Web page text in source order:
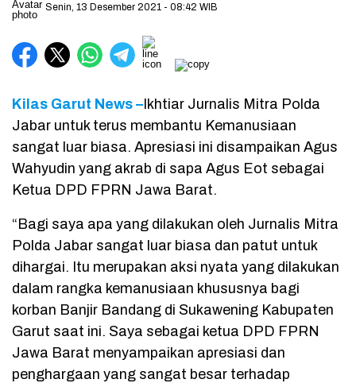
Senin, 13 Desember 2021 - 08:42 WIB
Kilas Garut News –Ikhtiar Jurnalis Mitra Polda
Jabar untuk terus membantu Kemanusiaan
sangat luar biasa. Apresiasi ini disampaikan Agus
Wahyudin yang akrab di sapa Agus Eot sebagai
Ketua DPD FPRN Jawa Barat.
“Bagi saya apa yang dilakukan oleh Jurnalis Mitra
Polda Jabar sangat luar biasa dan patut untuk
dihargai. Itu merupakan aksi nyata yang dilakukan
dalam rangka kemanusiaan khususnya bagi
korban Banjir Bandang di Sukawening Kabupaten
Garut saat ini. Saya sebagai ketua DPD FPRN
Jawa Barat menyampaikan apresiasi dan
penghargaan yang sangat besar terhadap